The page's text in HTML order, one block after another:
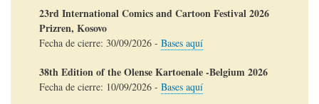
23rd International Comics and Cartoon Festival 2026
Prizren, Kosovo
Fecha de cierre: 30/09/2026 - Bases aquí
38th Edition of the Olense Kartoenale -Belgium 2026
Fecha de cierre: 10/09/2026 - Bases aquí